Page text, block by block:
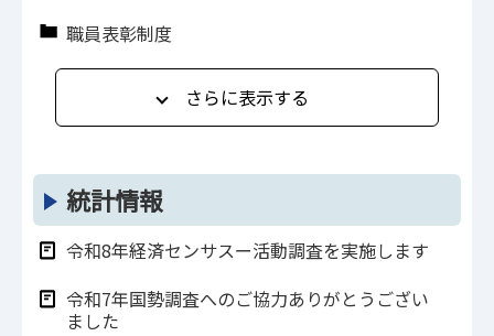
職員表彰制度
さらに表示する
統計情報
令和8年経済センサスー活動調査を実施します
令和7年国勢調査へのご協力ありがとうござい
ました